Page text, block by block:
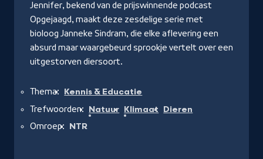
Jennifer, bekend van de prijswinnende podcast
Opgejaagd, maakt deze zesdelige serie met
bioloog Janneke Sindram, die elke aflevering een
absurd maar waargebeurd sprookje vertelt over een
uitgestorven diersoort.
Thema: Kennis & Educatie
Trefwoorden: Natuur Klimaat Dieren
Omroep: NTR